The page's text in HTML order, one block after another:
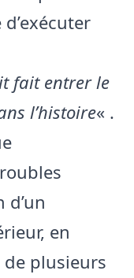
fait entrer le
l’histoire« .
en
de plusieurs